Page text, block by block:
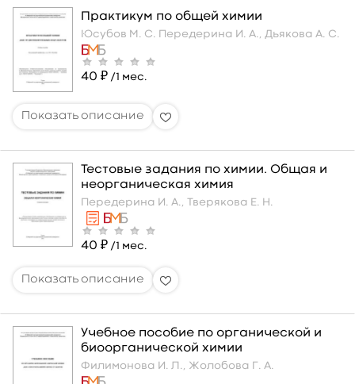
Практикум по общей химии
Юсубов М. С. Передерина И. А., Дьякова А. С.
40 ₽ /1 мес.
Тестовые задания по химии. Общая и
неорганическая химия
Передерина И. А., Тверякова Е. Н.
40 ₽ /1 мес.
Учебное пособие по органической и
биоорганической химии
Филимонова И. Л., Жолобова Г. А.